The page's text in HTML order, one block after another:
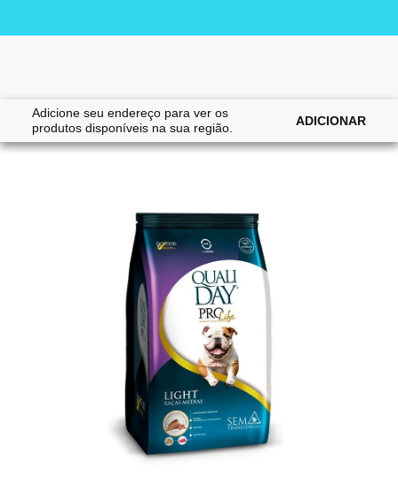
Adicione seu endereço para ver os
produtos disponíveis na sua região.
ADICIONAR
Home|Cães|Alimentos